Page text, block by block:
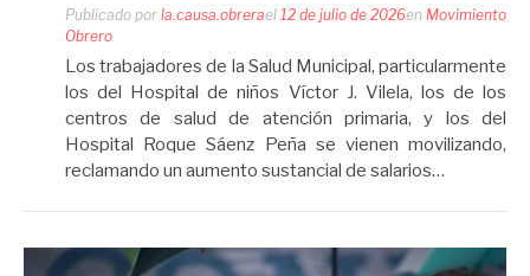
Publicado por la.causa.obrerael 12 de julio de 2026en Movimiento
Obrero
Los trabajadores de la Salud Municipal, particularmente
los del Hospital de niños Víctor J. Vilela, los de los
centros de salud de atención primaria, y los del
Hospital Roque Sáenz Peña se vienen movilizando,
reclamando un aumento sustancial de salarios…